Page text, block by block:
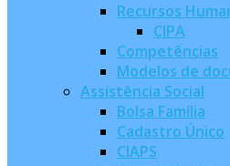
Recursos
CIPA
Competências
Modelos de
Assistência Social
Bolsa Família
Cadastro Único
CIAPS